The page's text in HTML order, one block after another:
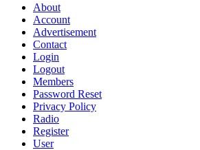
About
Account
Advertisement
Contact
Login
Logout
Members
Password Reset
Privacy Policy
Radio
Register
User